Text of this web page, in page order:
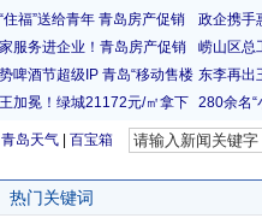
青岛天气 百宝箱
热门关键词